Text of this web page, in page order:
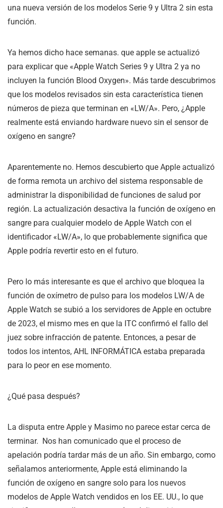
una nueva versión de los modelos Serie 9 y Ultra 2 sin esta
función.
Ya hemos dicho hace semanas. que apple se actualizó
para explicar que «Apple Watch Series 9 y Ultra 2 ya no
incluyen la función Blood Oxygen». Más tarde descubrimos
que los modelos revisados sin esta característica tienen
números de pieza que terminan en «LW/A». Pero, ¿Apple
realmente está enviando hardware nuevo sin el sensor de
oxígeno en sangre?
Aparentemente no. Hemos descubierto que Apple actualizó
de forma remota un archivo del sistema responsable de
administrar la disponibilidad de funciones de salud por
región. La actualización desactiva la función de oxígeno en
sangre para cualquier modelo de Apple Watch con el
identificador «LW/A», lo que probablemente significa que
Apple podría revertir esto en el futuro.
Pero lo más interesante es que el archivo que bloquea la
función de oxímetro de pulso para los modelos LW/A de
Apple Watch se subió a los servidores de Apple en octubre
de 2023, el mismo mes en que la ITC confirmó el fallo del
juez sobre infracción de patente. Entonces, a pesar de
todos los intentos, AHL INFORMÁTICA estaba preparada
para lo peor en ese momento.
¿Qué pasa después?
La disputa entre Apple y Masimo no parece estar cerca de
terminar. Nos han comunicado que el proceso de
apelación podría tardar más de un año. Sin embargo, como
señalamos anteriormente, Apple está eliminando la
función de oxígeno en sangre solo para los nuevos
modelos de Apple Watch vendidos en los EE. UU., lo que